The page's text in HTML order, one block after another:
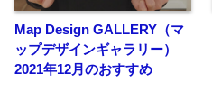
Map Design GALLERY（マ
ップデザインギャラリー）
2021年12月のおすすめ